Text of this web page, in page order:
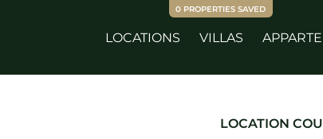
LOCATIONS VILLAS
0 PROPERTIES SAVED
LOCATION